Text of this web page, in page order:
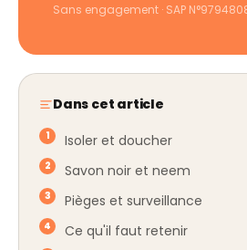
Sans engagement · SAP
Dans cet article
Isoler et doucher
Savon noir et neem
Pièges et surveillance
Ce qu'il faut retenir